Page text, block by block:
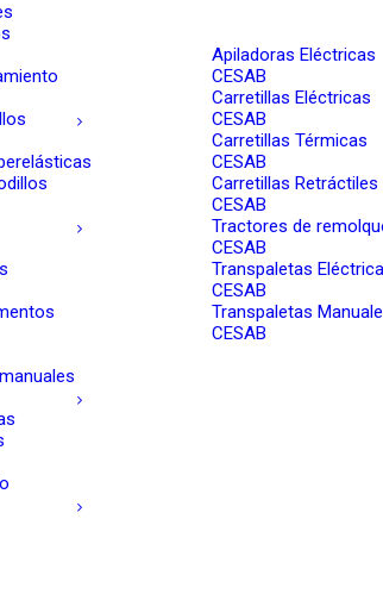
Apiladoras Eléctricas
CESAB
Carretillas Eléctricas
CESAB
Carretillas Térmicas
CESAB
Carretillas Retráctiles
CESAB
Tractores de
CESAB
Transpaletas
CESAB
Transpaletas
CESAB